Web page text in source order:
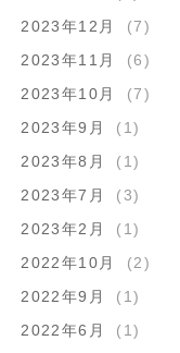
2023年12月
(7)
2023年11月
(6)
2023年10月
(7)
2023年9月
(1)
2023年8月
(1)
2023年7月
(3)
2023年2月
(1)
2022年10月
(2)
2022年9月
(1)
2022年6月
(1)